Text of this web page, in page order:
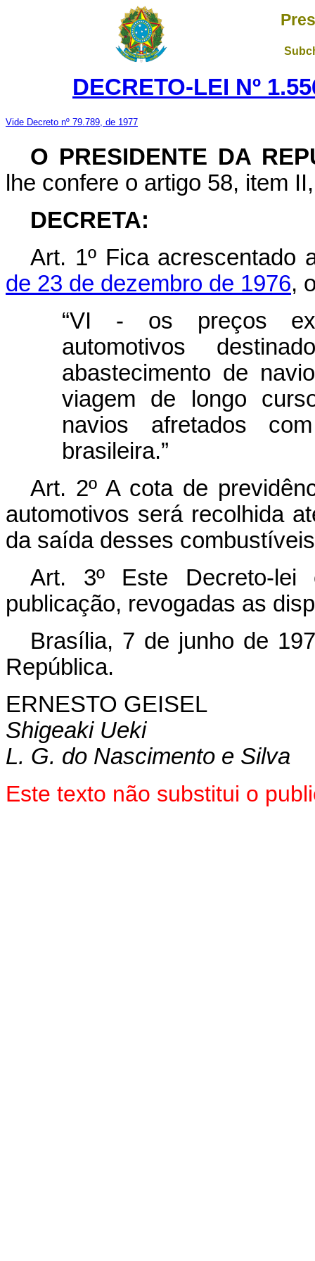
DECRETO-LEI Nº
Vide Decreto nº 79.789, de 1977
O PRESIDENTE DA
lhe confere o artigo 58, item
DECRETA:
Art. 1º Fica acrescentado
de 23 de dezembro de 1976,
“VI - os preços ex-
automotivos
abastecimento de
viagem de longo
navios afretados
brasileira.”
Art. 2º A cota de
automotivos será recolhida
da saída desses
Art. 3º Este Decreto-
publicação, revogadas as
Brasília, 7 de junho de
República.
ERNESTO GEISEL
Shigeaki Ueki
L. G. do Nascimento e Silva
Este texto não substitui o